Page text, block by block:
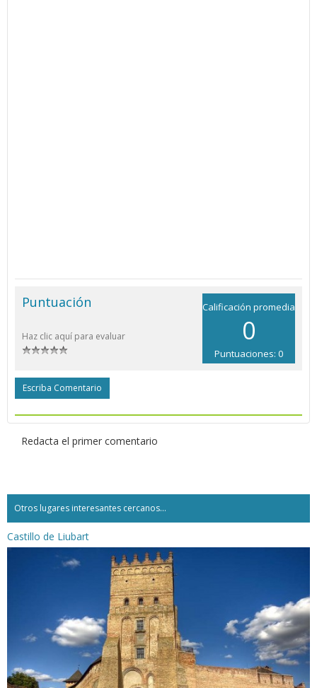
Calificación promedia
0
Puntuaciones: 0
Puntuación
Haz clic aquí para evaluar
Escriba Comentario
Redacta el primer comentario
Otros lugares interesantes cercanos...
Castillo de Liubart